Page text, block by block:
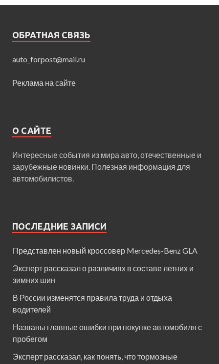
ОБРАТНАЯ СВЯЗЬ
auto_forpost@mail.ru
Реклама на сайте
О САЙТЕ
Интересные события из мира авто, отечественные и
зарубежные новинки. Полезная информация для
автомобилистов.
ПОСЛЕДНИЕ ЗАПИСИ
Представлен новый кроссовер Mercedes-Benz GLA
Эксперт рассказал о различиях в составе летних и
зимних шин
В России изменятся правила труда и отдыха
водителей
Названы главные ошибки при покупке автомобиля с
пробегом
Эксперт рассказал, как понять, что тормозные